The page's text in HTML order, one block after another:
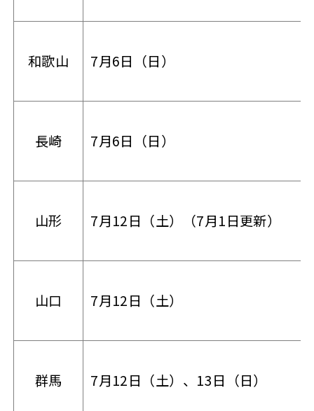
和歌山 7月6日（日）
長崎 7月6日（日）
山形 7月12日（土）（7月1日更新）
山口 7月12日（土）
群馬 7月12日（土）、13日（日）